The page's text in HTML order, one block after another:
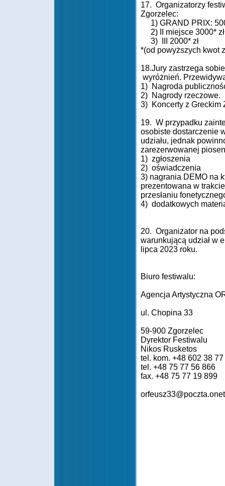
17. Organizatorzy
Zgorzelec:
1) GRAND PRIX:
2) II miejsce 3000* zł
3) III 2000* zł
*(od powyższych kwot
18.Jury zastrzega
wyróżnień.
1) Nagroda
2) Nagrody rzeczowe.
3) Koncerty z Greckim
19. W przypadku
osobiste dostarczenie
udziału, jednak
zarezerwowanej
1) zgłoszenia
2) oświadczenia
3) nagrania DEMO na
prezentowana w
przesłaniu
4) dodatkowych
20. Organizator na
warunkującą udział w
lipca 2023 roku.
Biuro festiwalu:
Agencja Artystyczna
ul. Chopina 33
59-900 Zgorzelec
Dyrektor Festiwalu
Nikos Rusketos
tel. kom. +48 602 38 77
tel. +48 75 77 56 866
fax. +48 75 77 19 899